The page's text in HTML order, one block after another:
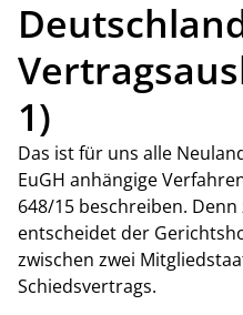
1)
Das ist für uns alle
EuGH anhängige
648/15 beschreiben.
entscheidet der
zwischen zwei
Schiedsvertrags.